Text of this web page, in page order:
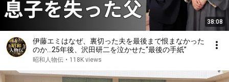
38:08
伊藤エミはなぜ、裏切った夫を最後まで恨まなかった
のか…25年後、沢田研二を泣かせた“最後の手紙”
昭和人物伝 • 118K views